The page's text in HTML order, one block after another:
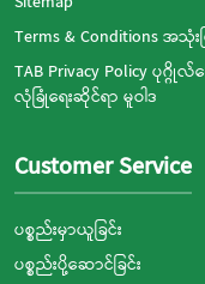
Terms & Conditions အသုံ
TAB Privacy Policy ပုဂ္
လုံခြုံရေးဆိုင်ရာ မူဝါဒ
Customer Service
ပစ္စည်းမှာယူခြင်း
ပစ္စည်းပို့ဆောင်ခြင်း